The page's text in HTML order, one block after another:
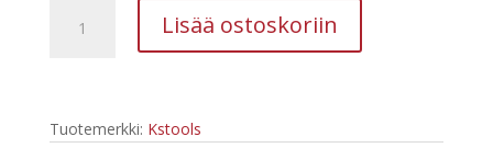
935.3890
100
Lisää ostoskoriin
Tuotemerkki: Kstools